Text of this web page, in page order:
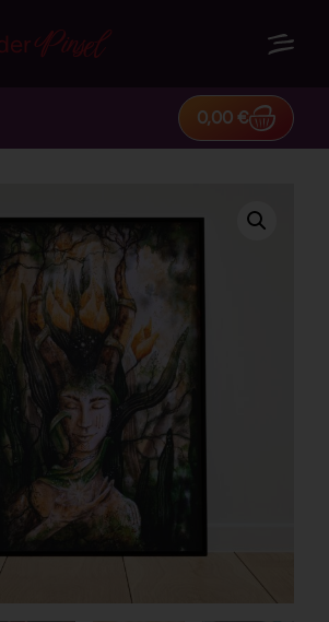
Pinsel
0,00€